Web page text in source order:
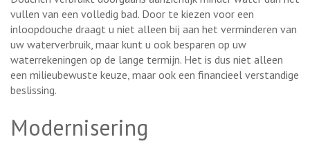
vullen van een volledig bad. Door te kiezen voor een
inloopdouche draagt u niet alleen bij aan het verminderen van
uw waterverbruik, maar kunt u ook besparen op uw
waterrekeningen op de lange termijn. Het is dus niet alleen
een milieubewuste keuze, maar ook een financieel verstandige
beslissing.
Modernisering